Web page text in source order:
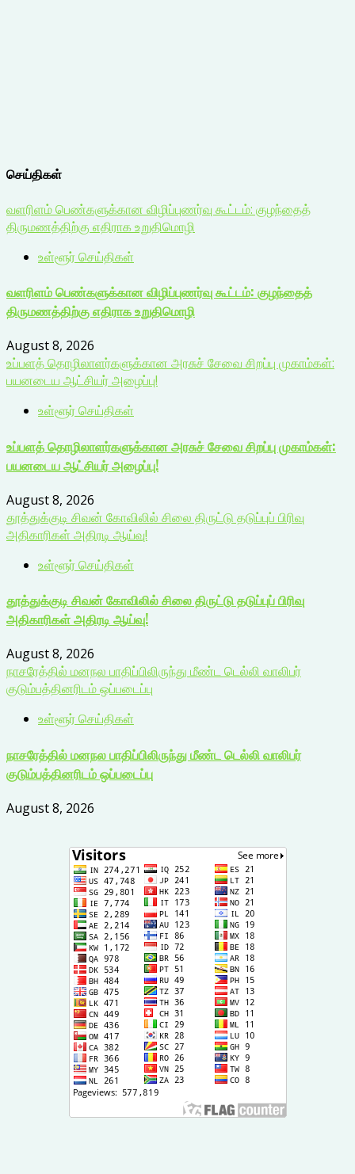
செய்திகள்
வளரிளம் பெண்களுக்கான விழிப்புணர்வு கூட்டம்: குழந்தைத்
திருமணத்திற்கு எதிராக உறுதிமொழி
உள்ளூர் செய்திகள்
வளரிளம் பெண்களுக்கான விழிப்புணர்வு கூட்டம்: குழந்தைத்
திருமணத்திற்கு எதிராக உறுதிமொழி
August 8, 2026
உப்பளத் தொழிலாளர்களுக்கான அரசுச் சேவை சிறப்பு முகாம்கள்:
பயனடைய ஆட்சியர் அழைப்பு!
உள்ளூர் செய்திகள்
உப்பளத் தொழிலாளர்களுக்கான அரசுச் சேவை சிறப்பு முகாம்கள்:
பயனடைய ஆட்சியர் அழைப்பு!
August 8, 2026
தூத்துக்குடி சிவன் கோவிலில் சிலை திருட்டு தடுப்புப் பிரிவு
அதிகாரிகள் அதிரடி ஆய்வு!
உள்ளூர் செய்திகள்
தூத்துக்குடி சிவன் கோவிலில் சிலை திருட்டு தடுப்புப் பிரிவு
அதிகாரிகள் அதிரடி ஆய்வு!
August 8, 2026
நாசரேத்தில் மனநல பாதிப்பிலிருந்து மீண்ட டெல்லி வாலிபர்
குடும்பத்தினரிடம் ஒப்படைப்பு
உள்ளூர் செய்திகள்
நாசரேத்தில் மனநல பாதிப்பிலிருந்து மீண்ட டெல்லி வாலிபர்
குடும்பத்தினரிடம் ஒப்படைப்பு
August 8, 2026